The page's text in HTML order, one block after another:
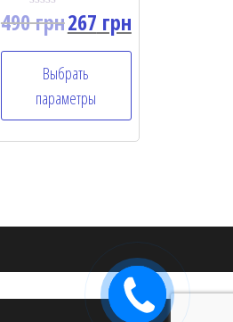
R
a
o
490грн267 грн
Выбрать
параметры
Заказать
звонок